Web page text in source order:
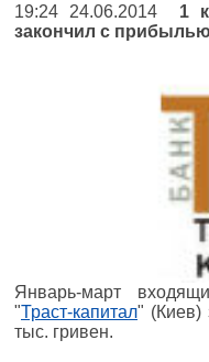
19:24 24.06.2014 1
закончил с
Январь-март
"Траст-капитал" (Киев)
тыс. гривен.